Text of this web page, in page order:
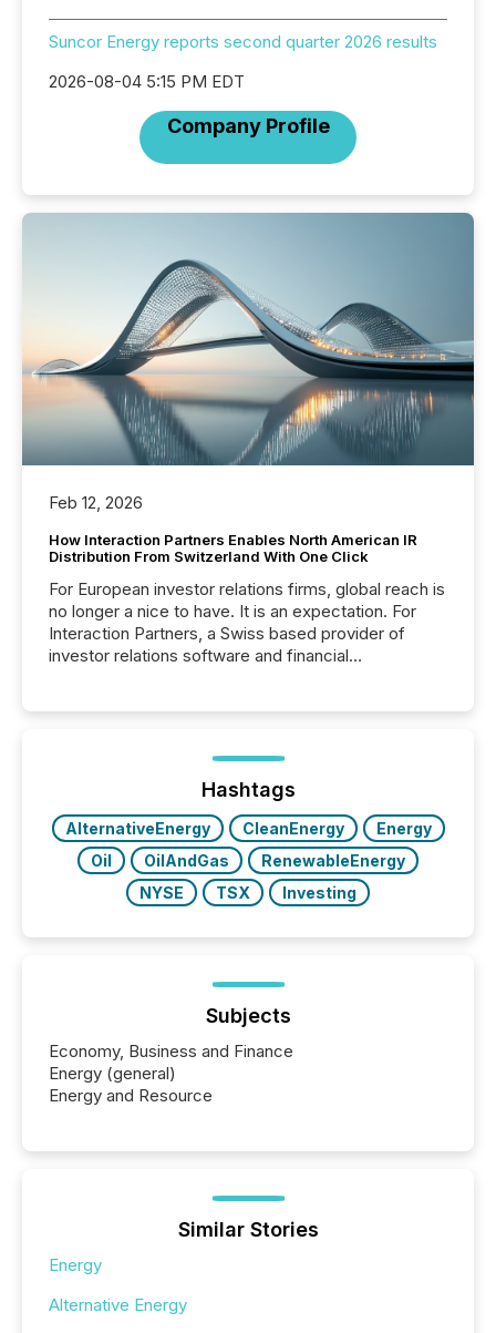
Suncor Energy reports second quarter 2026 results
2026-08-04 5:15 PM EDT
Company Profile
Feb 12, 2026
How Interaction Partners Enables North American IR
Distribution From Switzerland With One Click
For European investor relations firms, global reach is
no longer a nice to have. It is an expectation. For
Interaction Partners, a Swiss based provider of
investor relations software and financial
press release distribution through a shared
approach to execution. “Switzerland and Canada
really do seem to...
Hashtags
AlternativeEnergy CleanEnergy
Energy
Oil
OilAndGas
RenewableEnergy
NYSE
TSX Investing
Subjects
Economy, Business and Finance
Energy (general)
Energy and Resource
Similar Stories
Energy
Alternative Energy